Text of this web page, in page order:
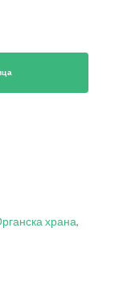
храна,